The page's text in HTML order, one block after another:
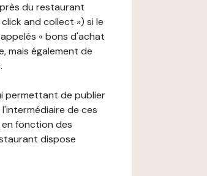
du restaurant
and collect ») si le
« bons d'achat
mais également de
permettant de publier
de ces
en fonction des
dispose